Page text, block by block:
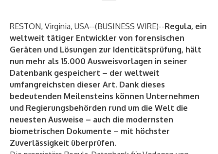
RESTON, Virginia, USA--(BUSINESS WIRE)--Regula, ein
weltweit tätiger Entwickler von forensischen
Geräten und Lösungen zur Identitätsprüfung, hält
nun mehr als 15.000 Ausweisvorlagen in seiner
Datenbank gespeichert – der weltweit
umfangreichsten dieser Art. Dank dieses
bedeutenden Meilensteins können Unternehmen
und Regierungsbehörden rund um die Welt die
neuesten Ausweise – auch die modernsten
biometrischen Dokumente – mit höchster
Zuverlässigkeit überprüfen.